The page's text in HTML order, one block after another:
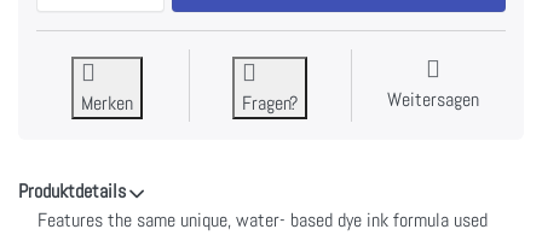
Merken Fragen? Weitersagen
Produktdetails
Features the same unique, water- based dye ink formula used